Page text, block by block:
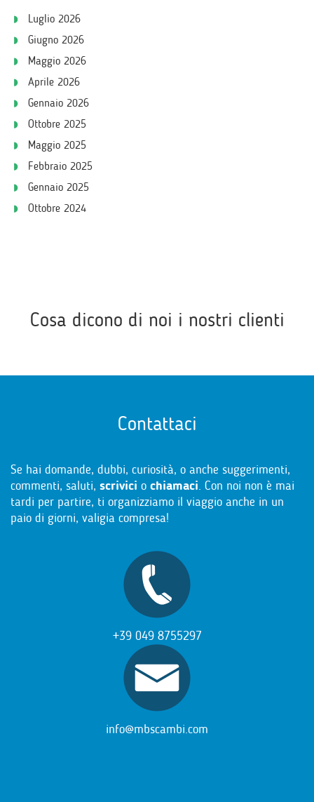
Luglio 2026
Giugno 2026
Maggio 2026
Aprile 2026
Gennaio 2026
Ottobre 2025
Maggio 2025
Febbraio 2025
Gennaio 2025
Ottobre 2024
Cosa dicono di noi i nostri clienti
Contattaci
Se hai domande, dubbi, curiosità, o anche suggerimenti,
commenti, saluti, scrivici o chiamaci. Con noi non è mai
tardi per partire, ti organizziamo il viaggio anche in un
paio di giorni, valigia compresa!
+39 049 8755297
info@mbscambi.com